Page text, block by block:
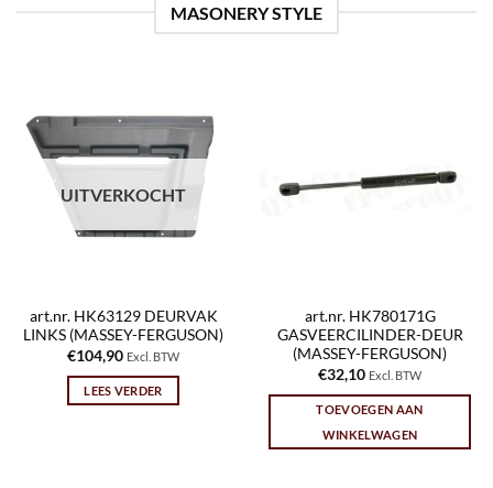
MASONERY STYLE
UITVERKOCHT
art.nr. HK63129 DEURVAK
LINKS (MASSEY-FERGUSON)
€104,90 Excl. BTW
LEES VERDER
art.nr. HK780171G
GASVEERCILINDER-DEUR
(MASSEY-FERGUSON)
€32,10 Excl. BTW
TOEVOEGEN AAN
WINKELWAGEN